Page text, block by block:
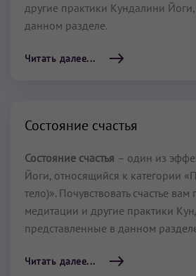
другие практики Кундалини
данном разделе.
Читать далее...
Состояние счастья
Состояние счастья – один из
Йоги, относящийся к категории
тело)». Почувствовать счастье
медитации и другие практики
представленные в данном
Читать далее...